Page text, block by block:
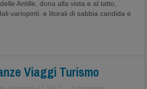
Antille, dona alla vista e al tatto,
variopinti, e litorali di sabbia candida e
Viaggi Turismo